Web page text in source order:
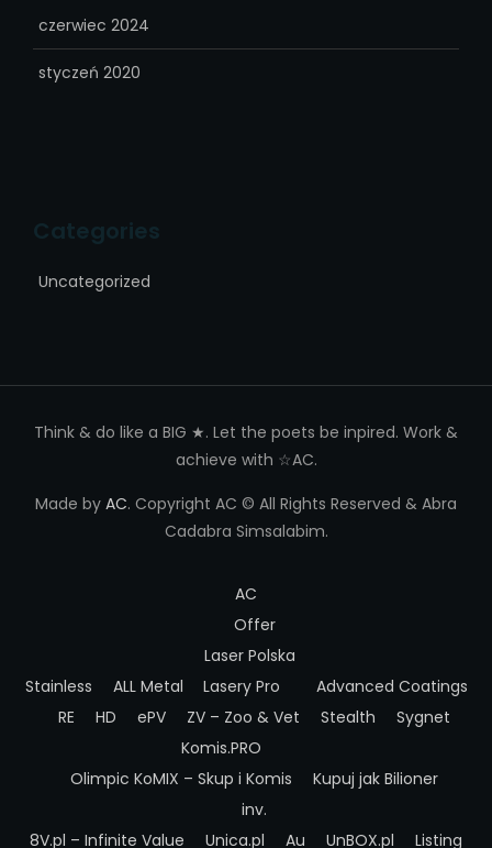
czerwiec 2024
styczeń 2020
Categories
Uncategorized
Think & do like a BIG ★. Let the poets be inpired. Work &
achieve with ☆AC.
Made by AC. Copyright AC © All Rights Reserved & Abra
Cadabra Simsalabim.
AC
Offer
Stainless ALL Metal
Laser Polska
Lasery Pro
Advanced Coatings
RE
HD ePV ZV – Zoo & Vet Stealth Sygnet
Olimpic
Komis.PRO
KoMIX – Skup i Komis
Kupuj jak Bilioner
inv.
8V.pl – Infinite Value
Unica.pl Au UnBOX.pl Listing